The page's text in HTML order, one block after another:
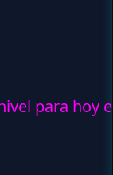
para hoy en